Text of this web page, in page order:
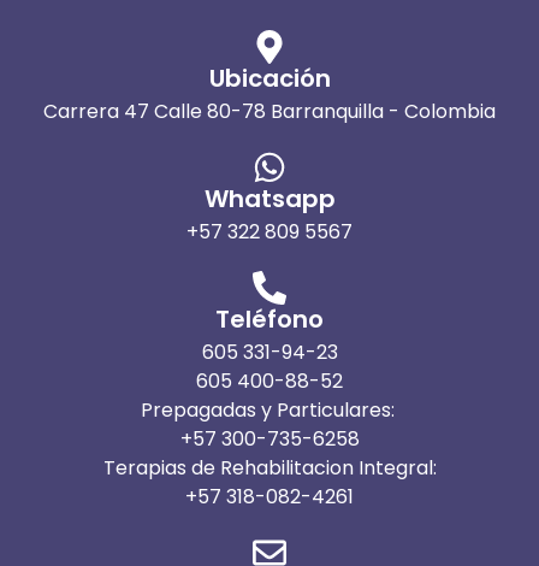
Ubicación
Carrera 47 Calle 80-78 Barranquilla - Colombia
Whatsapp
+57 322 809 5567
Teléfono
605 331-94-23
605 400-88-52
Prepagadas y Particulares:
+57 300-735-6258
Terapias de Rehabilitacion Integral:
+57 318-082-4261